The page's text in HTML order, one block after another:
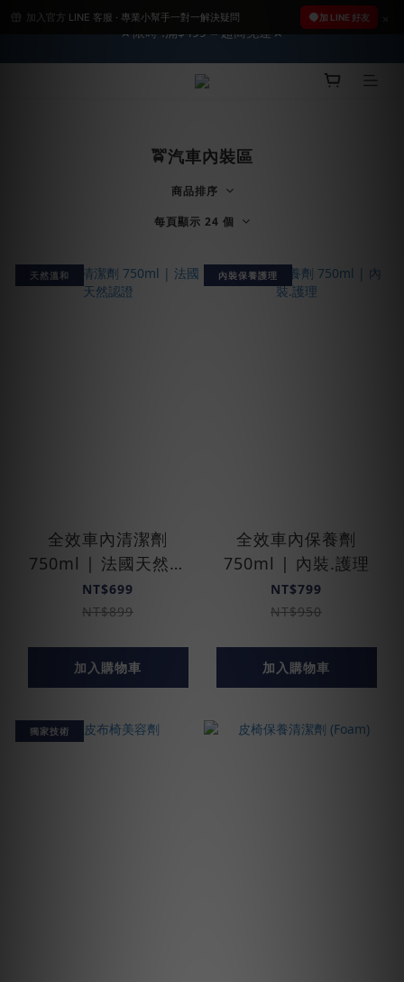
加入官方 LINE 客服 · 專業小幫手一對一解決疑問 加 LINE 好友
2026車友推薦新車鍍膜１００% 成功的秘訣，全靠這組😎　 ( 查
看鍍膜攻略✔ )
★限時 :滿$499 ➨超商免運★
2026車友推薦新車鍍膜１００% 成功的秘訣，全靠這組😎　 ( 查
🚖汽車內裝區
商品排序
每頁顯示 24 個
天然溫和
全效車內清潔劑
750ml | 法國天然認
證
NT$699
NT$899
加入購物車
內裝保養護理
全效車內保養劑
750ml | 內裝.護理
NT$799
NT$950
加入購物車
獨家技術